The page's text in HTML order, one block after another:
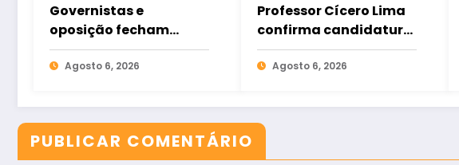
Governistas e
oposição fecham
chapas ao Senado no
Ceará
Agosto 6, 2026
Professor Cícero Lima
confirma candidatura
a deputado estadual
pelo PSOL
Agosto 6, 2026
PUBLICAR COMENTÁRIO